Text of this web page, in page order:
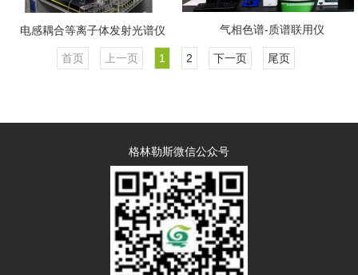
电感耦合等离子体发射光谱仪 气相色谱-质谱联用仪
首页 上一页 1 2 下一页 尾页
格林勒斯微信公众号